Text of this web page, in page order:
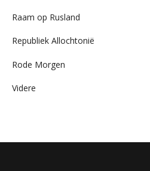
Raam op Rusland
Republiek Allochtonië
Rode Morgen
Videre